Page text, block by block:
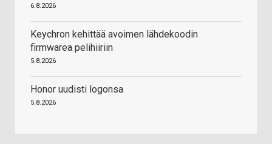
6.8.2026
Keychron kehittää avoimen lähdekoodin
firmwarea pelihiiriin
5.8.2026
Honor uudisti logonsa
5.8.2026